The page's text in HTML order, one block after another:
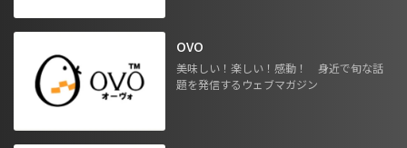
OVO
美味しい！楽しい！感動！ 身近で旬な話
題を発信するウェブマガジン